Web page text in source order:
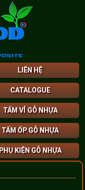
LIÊN HỆ
CATALOGUE
TẤM VỈ GỖ NHỰA
TẤM ỐP GỖ NHỰA
PHỤ KIỆN GỖ NHỰA